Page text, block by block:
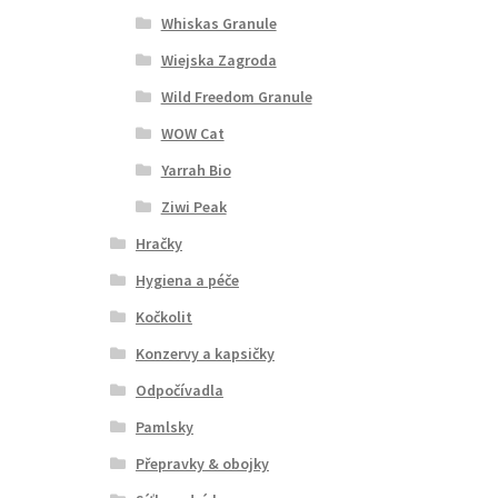
Whiskas Granule
Wiejska Zagroda
Wild Freedom Granule
WOW Cat
Yarrah Bio
Ziwi Peak
Hračky
Hygiena a péče
Kočkolit
Konzervy a kapsičky
Odpočívadla
Pamlsky
Přepravky & obojky